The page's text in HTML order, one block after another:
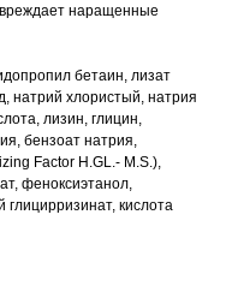
наращенные
бетаин, лизат
натрий хлористый, натрия
лизин, глицин,
бензоат натрия,
Factor H.GL.- M.S.),
феноксиэтанол,
глицирризинат, кислота